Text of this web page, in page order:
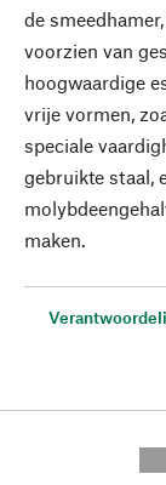
de
voorzien van
hoogwaardige
vrije vormen,
speciale
gebruikte staal,
maken.